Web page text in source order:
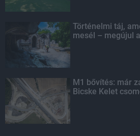
Történelmi táj,
mesél – megújul
M1 bővítés: már
Bicske Kelet